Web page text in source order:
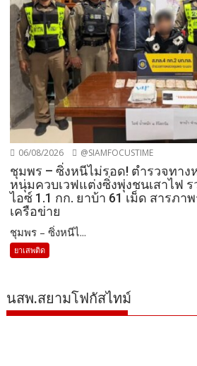
06/08/2026 @SIAMFOCUSTIME
ชุมพร – ซิ่งหนีไม่รอด! ตำรวจทาง
หนุ่มควบเวฟแต่งซิ่งพุ่งชนเสาไฟ ร
ไอซ์ 1.1 กก. ยาบ้า 61 เม็ด สารภา
เครือข่าย
ชุมพร – ซิ่งหนีไ...
ยาเสพติด
นสพ.สยามโฟกัสไทม์